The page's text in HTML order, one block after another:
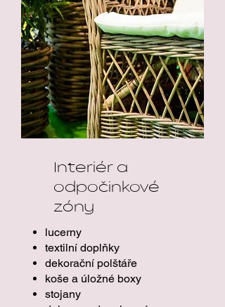
Interiér a
odpočinkové
zóny
lucerny
textilní doplňky
dekorační polštáře
koše a úložné boxy
stojany